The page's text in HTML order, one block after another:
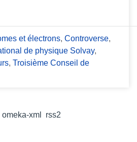
et électrons, Controverse,
de physique Solvay,
, Troisième Conseil de
omeka-xml rss2